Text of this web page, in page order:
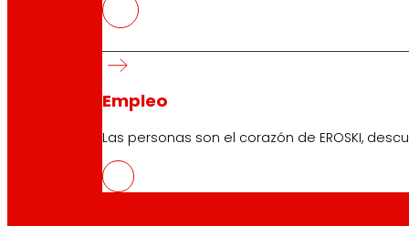
Empleo
Las personas son el corazón de EROSKI,